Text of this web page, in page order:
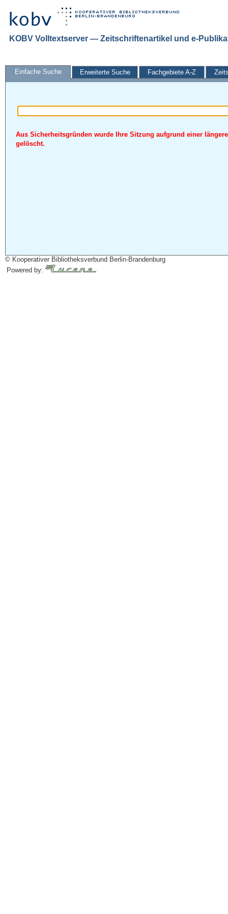
KOBV Volltextserver — Zeitschriftenartikel und e-
Einfache Suche Erweiterte Suche Fachgebiete A-Z
Aus Sicherheitsgründen wurde Ihre Sitzung aufgrund einer
gelöscht.
© Kooperativer Bibliotheksverbund Berlin-Brandenburg
Powered by: